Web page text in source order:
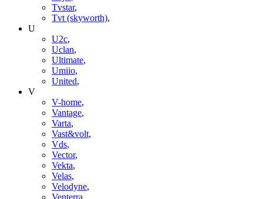
Tvstar,
Tvt (skyworth),
U
U2c,
Uclan,
Ultimate,
Umiio,
United,
V
V-home,
Vantage,
Varta,
Vast&volt,
Vds,
Vector,
Vekta,
Velas,
Velodyne,
Venterra,